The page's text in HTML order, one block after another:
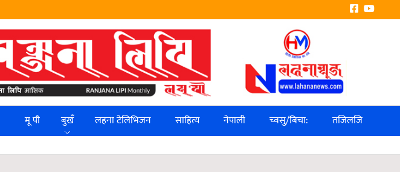
मू पौ
बुखँ लहना टेलिभिजन साहित्य नेपाली च्वसु/बिचा: तजिलजि